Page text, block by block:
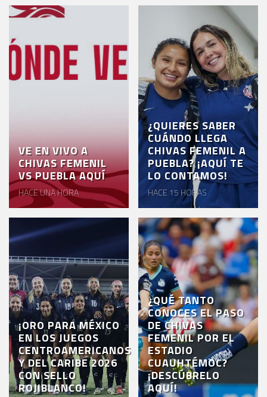
VE EN VIVO A
CHIVAS FEMENIL
VS PUEBLA AQUÍ
HACE UNA HORA
¿QUIERES SABER
CUÁNDO LLEGA
CHIVAS FEMENIL A
PUEBLA? ¡AQUÍ TE
LO CONTAMOS!
HACE 15 HORAS
¡ORO PARA MÉXICO
EN LOS JUEGOS
CENTROAMERICANOS
Y DEL CARIBE 2026
CON SELLO
ROJIBLANCO!
¿QUÉ TANTO
CONOCES EL PASO
DE CHIVAS
FEMENIL POR EL
ESTADIO
CUAUHTÉMOC?
¡DESCÚBRELO
AQUÍ!